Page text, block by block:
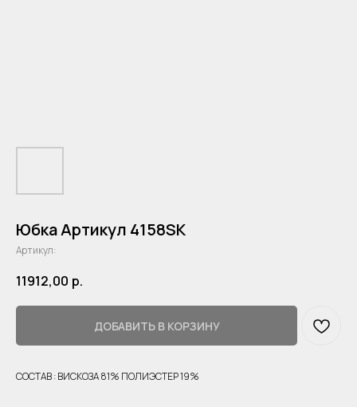
Юбка Артикул 4158SK
Артикул:
11912,00 р.
ДОБАВИТЬ В КОРЗИНУ
СОСТАВ : ВИСКОЗА 81% ПОЛИЭСТЕР 19%